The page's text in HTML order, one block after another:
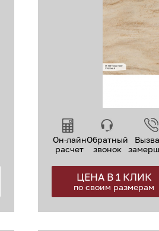
Он-лайн
расчет
Обратный
звонок
ЦЕНА В 1 КЛИК
по своим размерам